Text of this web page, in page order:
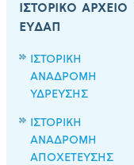
ΙΣΤΟΡΙΚΟ ΑΡΧΕΙΟ
ΕΥΔΑΠ
ΙΣΤΟΡΙΚΗ
ΑΝΑΔΡΟΜΗ
ΥΔΡΕΥΣΗΣ
ΙΣΤΟΡΙΚΗ
ΑΝΑΔΡΟΜΗ
ΑΠΟΧΕΤΕΥΣΗΣ